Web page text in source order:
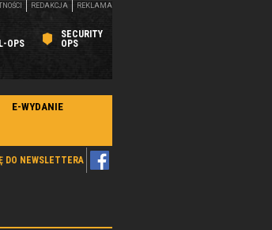
OPS
SECURITY
OPS
REDAKCJA REKLAMA
E-WYDANIE
DO NEWSLETTERA